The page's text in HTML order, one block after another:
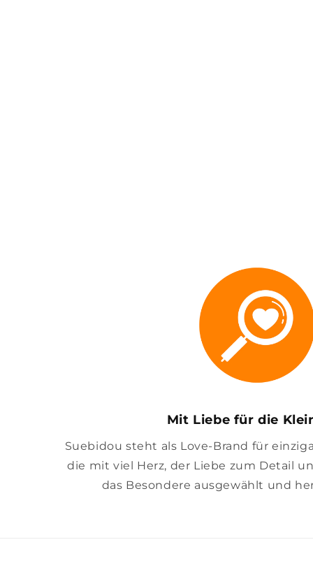
Mit Liebe für die
Suebidou steht als Love-Brand für
die mit viel Herz, der Liebe zum Detail
das Besondere ausgewählt und